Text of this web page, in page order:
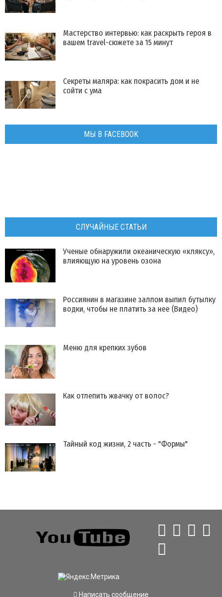
Мастерство интервью: как раскрыть героя в
вашем travel-сюжете за 15 минут
Секреты маляра: как покрасить дом и не
сойти с ума
МЫ В FACEBOOK
СЛУЧАЙНЫЕ СТАТЬИ
Ученые обнаружили океаническую «кляксу»,
влияющую на уровень озона
Россиянин в магазине залпом выпил бутылку
водки, чтобы не платить за нее (Видео)
Меню для крепких зубов
Как отлепить жвачку от волос?
Тайный код жизни, 2 часть - "Формы"
Написать сообщение